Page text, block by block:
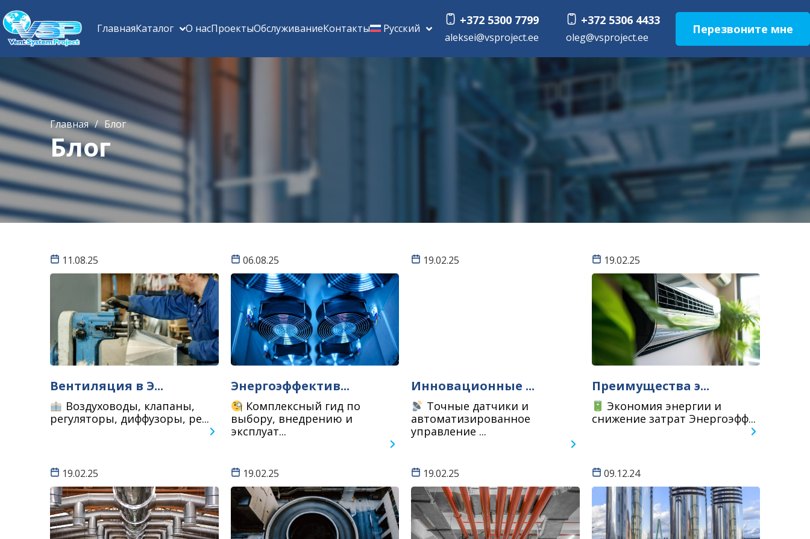
ГлавнаяКаталог О насПроектыОбслуживаниеКонтакты Русский
+372 5300 7799
aleksei@vsproject.ee
+372 5306 4433
oleg@vsprojеct.ee
Перезвоните мне
Главная / Блог
Блог
11.08.25
Вентиляция в Э...
Воздуховоды, клапаны,
регуляторы, диффузоры, ре...
06.08.25
Энергоэффектив...
Комплексный гид по
выбору, внедрению и
эксплуат...
19.02.25
Инновационные ...
Точные датчики и
автоматизированное
управление ...
19.02.25
Преимущества э...
Экономия энергии и
снижение затрат Энергоэфф...
19.02.25 19.02.25 19.02.25 09.12.24